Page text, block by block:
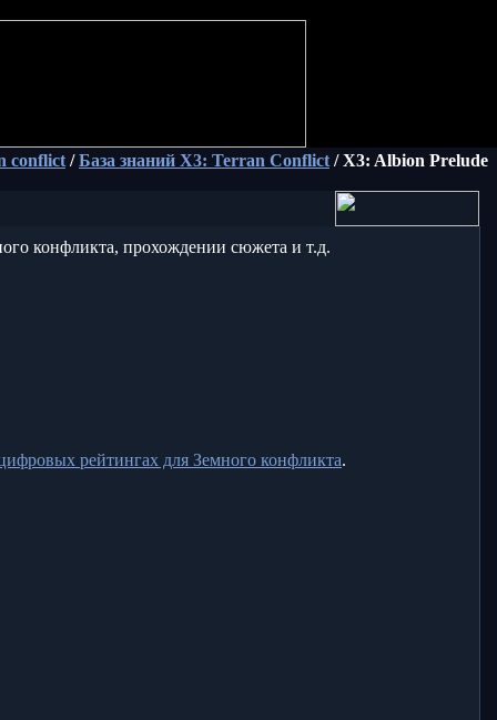
conflict /База знаний X3: Terran Conflict / X3: Albion Prelude
конфликта, прохождении сюжета и т.д.
рейтингах для Земного конфликта.